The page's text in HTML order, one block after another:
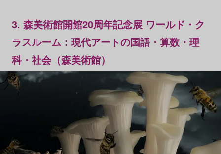
3. 森美術館開館20周年記念展 ワールド・ク
ラスルーム：現代アートの国語・算数・理
科・社会（森美術館）